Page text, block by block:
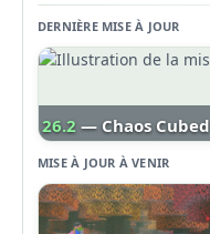
DERNIÈRE MISE À JOUR
26.2 — Chaos Cubed
MISE À JOUR À VENIR